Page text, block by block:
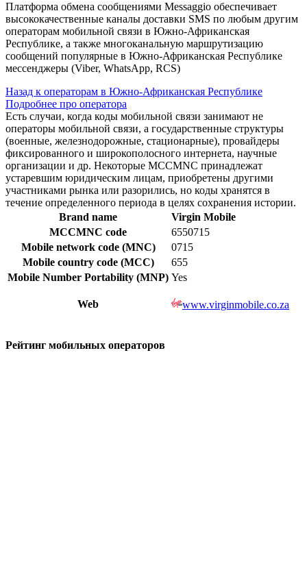
Платформа обмена сообщениями Messaggio обеспечивает
высококачественные каналы доставки SMS по любым другим
операторам мобильной связи в Южно-Африканская
Республике, а также многоканальную маршрутизацию
сообщений популярные в Южно-Африканская Республике
мессенджеры (Viber, WhatsApp, RCS)
Назад к операторам в Южно-Африканская Республике
Подробнее про оператора
Есть случаи, когда коды мобильной связи занимают не
операторы мобильной связи, а государственные структуры
(военные, железнодорожные, стационарные), провайдеры
фиксированного и широкополосного интернета, научные
организации и др. Некоторые MCCMNC принадлежат
устаревшим юридическим лицам, приобретены другими
участниками рынка или разорились, но коды хранятся в
течение определенного периода в целях сохранения истории.
Brand name
Virgin Mobile
MCCMNC code
6550715
Mobile network code (MNC)
0715
Mobile country code (MCC)
655
Mobile Number Portability (MNP) Yes
Web www.virginmobile.co.za
Рейтинг мобильных операторов